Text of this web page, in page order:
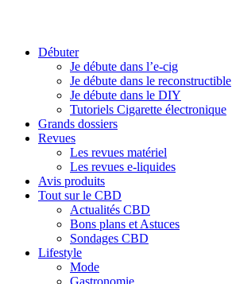
Débuter
Je débute dans l’e-cig
Je débute dans le reconstructible
Je débute dans le DIY
Tutoriels Cigarette électronique
Grands dossiers
Revues
Les revues matériel
Les revues e-liquides
Avis produits
Tout sur le CBD
Actualités CBD
Bons plans et Astuces
Sondages CBD
Lifestyle
Mode
Gastronomie